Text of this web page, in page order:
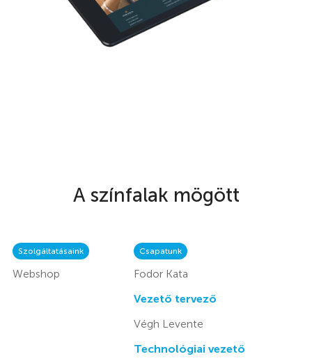
A színfalak mögött
Szolgáltatásaink
Webshop
Csapatunk
Fodor Kata
Vezető tervező
Végh Levente
Technológiai vezető